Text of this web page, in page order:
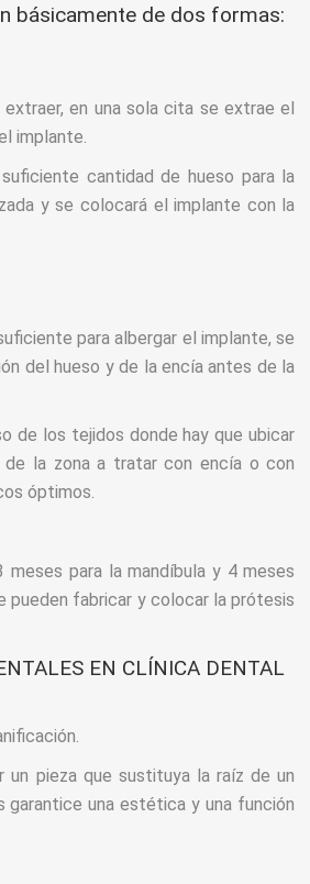
básicamente de dos formas:
en una sola cita se extrae el
implante.
cantidad de hueso para la
y se colocará el implante con la
para albergar el implante, se
del hueso y de la encía antes de la
de los tejidos donde hay que ubicar
la zona a tratar con encía o con
óptimos.
para la mandíbula y 4 meses
pueden fabricar y colocar la prótesis
EN CLÍNICA DENTAL
pieza que sustituya la raíz de un
garantice una estética y una función